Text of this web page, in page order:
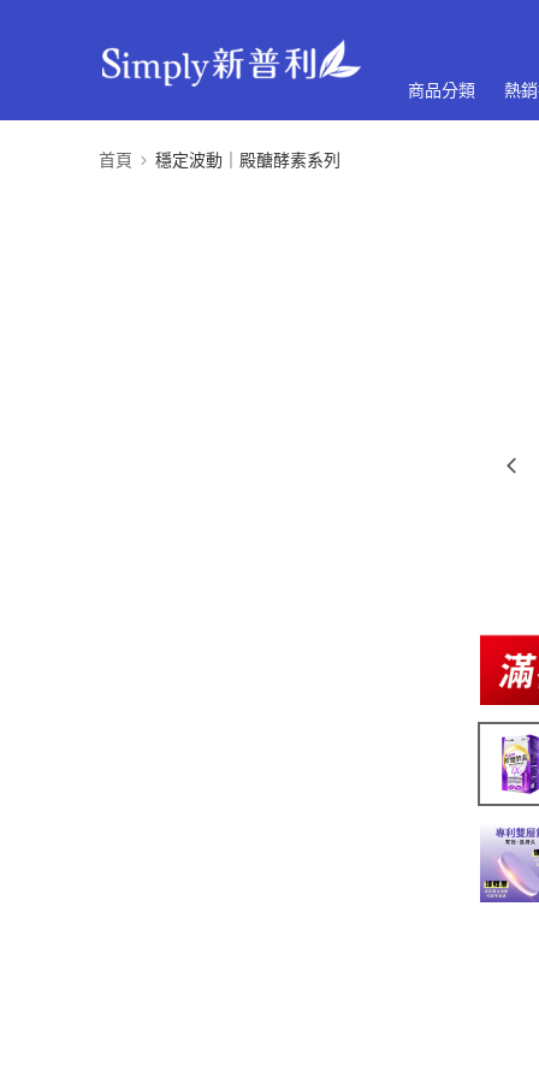
商品分類 熱
首頁 穩定波動｜殿醣酵素系列